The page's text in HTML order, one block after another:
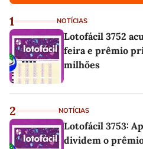
1 NOTÍCIAS
Lotofácil 3752
feira e prêmio
milhões
2 NOTÍCIAS
Lotofácil 3753:
dividem o